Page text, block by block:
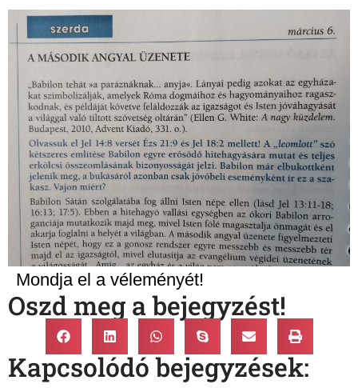
Mondja el a véleményét!
Oszd meg a bejegyzést!
Kapcsolódó bejegyzések: